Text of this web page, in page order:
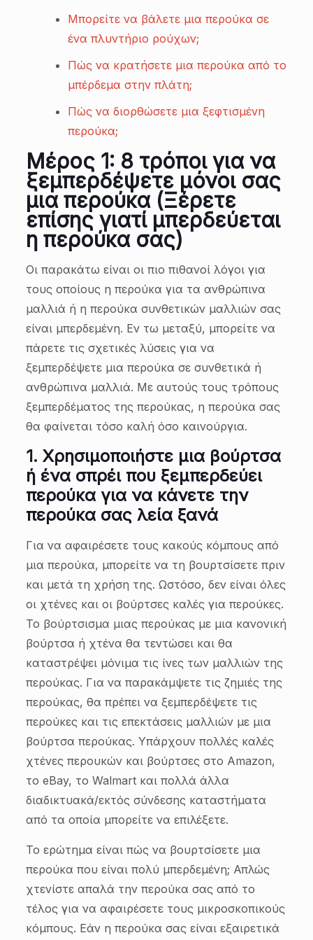
Μπορείτε να βάλετε μια περούκα σε
ένα πλυντήριο ρούχων;
Πώς να κρατήσετε μια περούκα από το
μπέρδεμα στην πλάτη;
Πώς να διορθώσετε μια ξεφτισμένη
περούκα;
Μέρος 1: 8 τρόποι για να
ξεμπερδέψετε μόνοι σας
μια περούκα (Ξέρετε
επίσης γιατί μπερδεύεται
η περούκα σας)
Οι παρακάτω είναι οι πιο πιθανοί λόγοι για
τους οποίους η περούκα για τα ανθρώπινα
μαλλιά ή η περούκα συνθετικών μαλλιών σας
είναι μπερδεμένη. Εν τω μεταξύ, μπορείτε να
πάρετε τις σχετικές λύσεις για να
ξεμπερδέψετε μια περούκα σε συνθετικά ή
ανθρώπινα μαλλιά. Με αυτούς τους τρόπους
ξεμπερδέματος της περούκας, η περούκα σας
θα φαίνεται τόσο καλή όσο καινούργια.
1. Χρησιμοποιήστε μια βούρτσα
ή ένα σπρέι που ξεμπερδεύει
περούκα για να κάνετε την
περούκα σας λεία ξανά
Για να αφαιρέσετε τους κακούς κόμπους από
μια περούκα, μπορείτε να τη βουρτσίσετε πριν
και μετά τη χρήση της. Ωστόσο, δεν είναι όλες
οι χτένες και οι βούρτσες καλές για περούκες.
Το βούρτσισμα μιας περούκας με μια κανονική
βούρτσα ή χτένα θα τεντώσει και θα
καταστρέψει μόνιμα τις ίνες των μαλλιών της
περούκας. Για να παρακάμψετε τις ζημιές της
περούκας, θα πρέπει να ξεμπερδέψετε τις
περούκες και τις επεκτάσεις μαλλιών με μια
βούρτσα περούκας. Υπάρχουν πολλές καλές
χτένες περουκών και βούρτσες στο Amazon,
το eBay, το Walmart και πολλά άλλα
διαδικτυακά/εκτός σύνδεσης καταστήματα
από τα οποία μπορείτε να επιλέξετε.
Το ερώτημα είναι πώς να βουρτσίσετε μια
περούκα που είναι πολύ μπερδεμένη; Απλώς
χτενίστε απαλά την περούκα σας από το
τέλος για να αφαιρέσετε τους μικροσκοπικούς
κόμπους. Εάν η περούκα σας είναι εξαιρετικά